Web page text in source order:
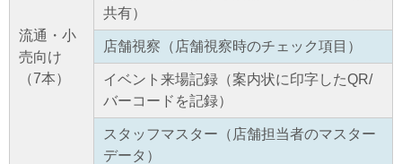
流通・小
売向け
（7本）
共有）
店舗視察（店舗視察時のチェック項目）
イベント来場記録（案内状に印字したQR/
バーコードを記録）
スタッフマスター（店舗担当者のマスター
データ）